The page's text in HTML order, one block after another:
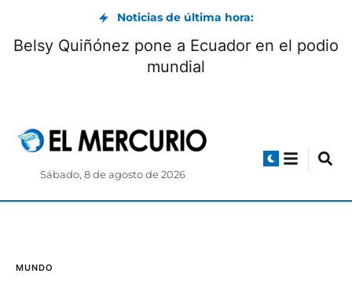
Noticias de última hora:
Belsy Quiñónez pone a Ecuador en el podio
mundial
Sábado, 8 de agosto de 2026
MUNDO